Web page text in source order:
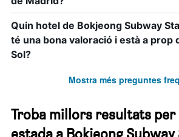
Quin hotel de Bokjeong Subway
té una bona valoració i està a prop
Sol?
Mostra més preguntes
Troba millors resultats per